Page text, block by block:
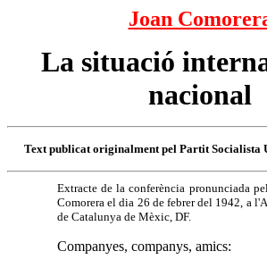
Joan
La situació
nacional
Text publicat originalment pel Partit Socialista
Extracte de la conferència pronunciada
Comorera el dia 26 de febrer del 1942, a
de Catalunya de Mèxic, DF.
Companyes, companys, amics: